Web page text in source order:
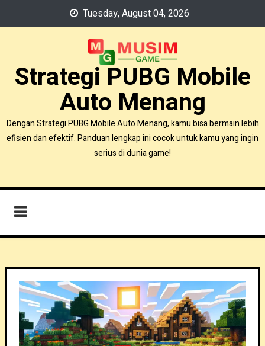
Tuesday, August 04, 2026
Strategi PUBG Mobile
Auto Menang
Dengan Strategi PUBG Mobile Auto Menang, kamu bisa bermain lebih
efisien dan efektif. Panduan lengkap ini cocok untuk kamu yang ingin
serius di dunia game!